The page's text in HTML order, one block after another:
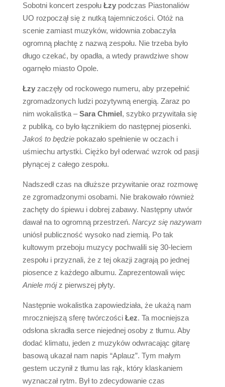
Sobotni koncert zespołu Łzy podczas Piastonaliów
UO rozpoczął się z nutką tajemniczości. Otóż na
scenie zamiast muzyków, widownia zobaczyła
ogromną płachtę z nazwą zespołu. Nie trzeba było
długo czekać, by opadła, a wtedy prawdziwe show
ogarnęło miasto Opole.
Łzyzaczęły od rockowego numeru, aby przepełnić
zgromadzonych ludzi pozytywną energią. Zaraz po
nim wokalistka –Sara Chmiel, szybko przywitała się
z publiką, co było łącznikiem do następnej piosenki.
Jakoś to będzie pokazało spełnienie w oczach i
uśmiechu artystki. Ciężko był oderwać wzrok od pasji
płynącej z całego zespołu.
Nadszedł czas na dłuższe przywitanie oraz rozmowę
ze zgromadzonymi osobami. Nie brakowało również
zachęty do śpiewu i dobrej zabawy. Następny utwór
dawał na to ogromną przestrzeń. Narcyz się nazywam
uniósł publiczność wysoko nad ziemią. Po tak
kultowym przeboju muzycy pochwalili się 30-leciem
zespołu i przyznali, że z tej okazji zagrają po jednej
piosence z każdego albumu. Zaprezentowali więc
Aniele mójz pierwszej płyty.
Następnie wokalistka zapowiedziała, że ukażą nam
mroczniejszą sferę twórczościŁez. Ta mocniejsza
odsłona skradła serce niejednej osoby z tłumu. Aby
dodać klimatu, jeden z muzyków odwracając gitarę
basową ukazał nam napis “Aplauz”. Tym małym
gestem uczynił z tłumu las rąk, który klaskaniem
wyznaczał rytm. Był to zdecydowanie czas